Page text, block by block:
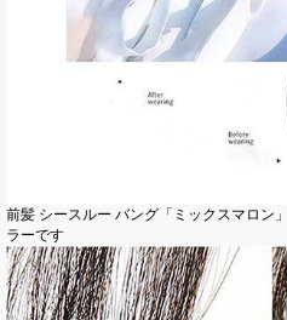
前髪 シースルー バング「ミックスマロン
ラーです